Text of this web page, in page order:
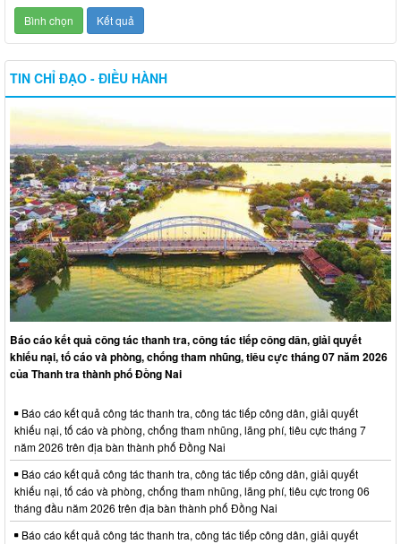
TIN CHỈ ĐẠO - ĐIỀU HÀNH
Báo cáo kết quả công tác thanh tra, công tác tiếp công dân, giải quyết
khiếu nại, tố cáo và phòng, chống tham nhũng, tiêu cực tháng 07 năm 2026
của Thanh tra thành phố Đồng Nai
Báo cáo kết quả công tác thanh tra, công tác tiếp công dân, giải quyết
khiếu nại, tố cáo và phòng, chống tham nhũng, lãng phí, tiêu cực tháng 7
năm 2026 trên địa bàn thành phố Đồng Nai
Báo cáo kết quả công tác thanh tra, công tác tiếp công dân, giải quyết
khiếu nại, tố cáo và phòng, chống tham nhũng, lãng phí, tiêu cực trong 06
tháng đầu năm 2026 trên địa bàn thành phố Đồng Nai
Báo cáo kết quả công tác thanh tra, công tác tiếp công dân, giải quyết